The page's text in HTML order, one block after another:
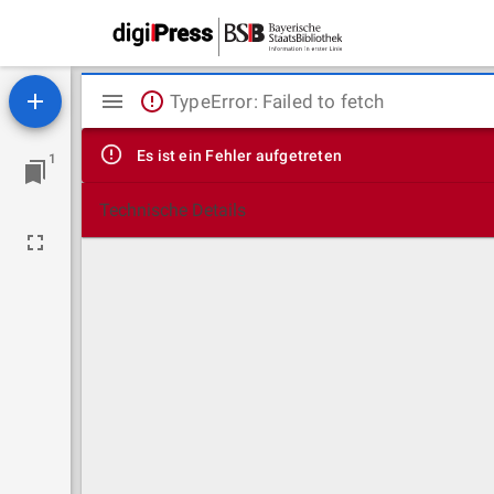
1
Mirador
Viewer
TypeError: Failed to fetch
Es ist ein Fehler aufgetreten
Technische Details